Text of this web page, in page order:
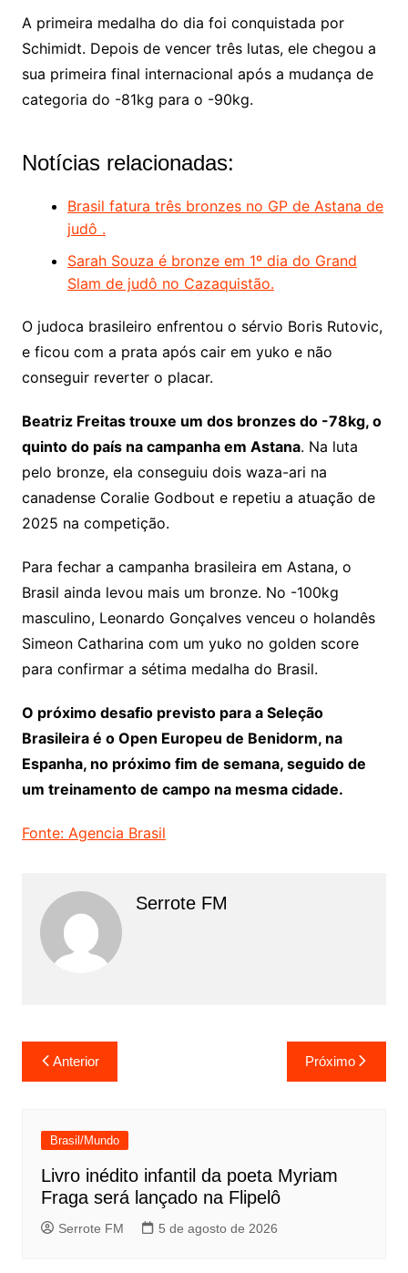
A primeira medalha do dia foi conquistada por
Schimidt. Depois de vencer três lutas, ele chegou a
sua primeira final internacional após a mudança de
categoria do -81kg para o -90kg.
Notícias relacionadas:
Brasil fatura três bronzes no GP de Astana de
judô .
Sarah Souza é bronze em 1º dia do Grand
Slam de judô no Cazaquistão.
O judoca brasileiro enfrentou o sérvio Boris Rutovic,
e ficou com a prata após cair em yuko e não
conseguir reverter o placar.
Beatriz Freitas trouxe um dos bronzes do -78kg, o
quinto do país na campanha em Astana. Na luta
pelo bronze, ela conseguiu dois waza-ari na
canadense Coralie Godbout e repetiu a atuação de
2025 na competição.
Para fechar a campanha brasileira em Astana, o
Brasil ainda levou mais um bronze. No -100kg
masculino, Leonardo Gonçalves venceu o holandês
Simeon Catharina com um yuko no golden score
para confirmar a sétima medalha do Brasil.
O próximo desafio previsto para a Seleção
Brasileira é o Open Europeu de Benidorm, na
Espanha, no próximo fim de semana, seguido de
um treinamento de campo na mesma cidade.
Fonte: Agencia Brasil
Serrote FM
Navegação
de
Anterior Próximo
Brasil/Mundo
Livro inédito infantil da poeta Myriam
Fraga será lançado na Flipelô
Serrote FM 5 de agosto de 2026